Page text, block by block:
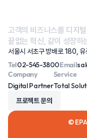
고객의 비즈니스를 디지
끝없는 혁신, 같이 성장하
서울시 서초구 방배로 180,
Tel02-545-3800Email
Company
Digital Partner
Service
Total
프로젝트 문의
©